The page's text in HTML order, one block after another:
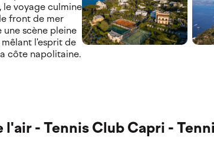
voyage culmine
front de mer
scène pleine
l'esprit de
côte napolitaine.
l'air - Tennis Club Capri -